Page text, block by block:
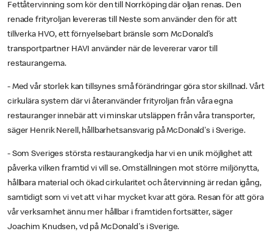
Fettåtervinning som kör den till Norrköping där oljan renas. Den
renade frityroljan levereras till Neste som använder den för att
tillverka HVO, ett förnyelsebart bränsle som McDonald’s
transportpartner HAVI använder när de levererar varor till
restaurangerna.
- Med vår storlek kan tillsynes små förändringar göra stor skillnad. Vårt
cirkulära system där vi återanvänder frityroljan från våra egna
restauranger innebär att vi minskar utsläppen från våra transporter,
säger Henrik Nerell, hållbarhetsansvarig på McDonald's i Sverige.
- Som Sveriges största restaurangkedja har vi en unik möjlighet att
påverka vilken framtid vi vill se. Omställningen mot större miljönytta,
hållbara material och ökad cirkularitet och återvinning är redan igång,
samtidigt som vi vet att vi har mycket kvar att göra. Resan för att göra
vår verksamhet ännu mer hållbar i framtiden fortsätter, säger
Joachim Knudsen, vd på McDonald's i Sverige.